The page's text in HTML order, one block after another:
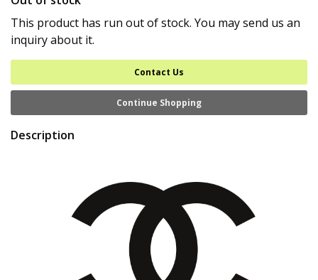
This product has run out of stock. You may send us an
inquiry about it.
Contact Us
Continue Shopping
Description